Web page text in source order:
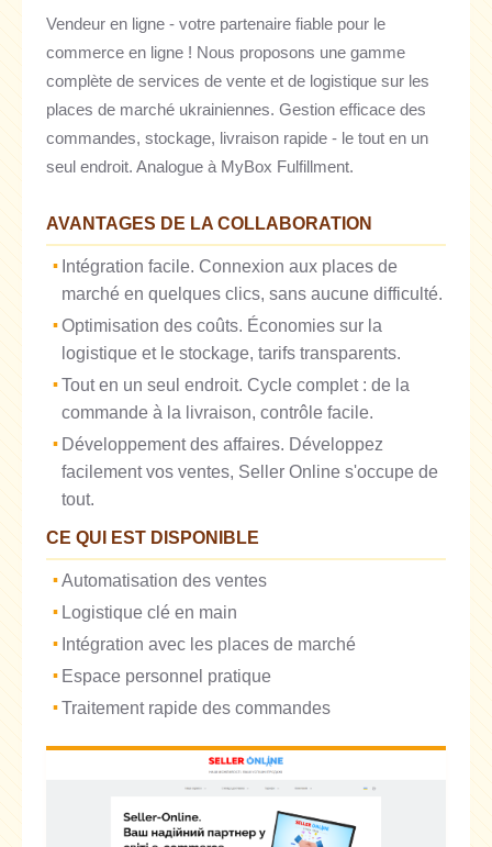
Vendeur en ligne - votre partenaire fiable pour le
commerce en ligne ! Nous proposons une gamme
complète de services de vente et de logistique sur les
places de marché ukrainiennes. Gestion efficace des
commandes, stockage, livraison rapide - le tout en un
seul endroit. Analogue à MyBox Fulfillment.
AVANTAGES DE LA COLLABORATION
Intégration facile. Connexion aux places de
marché en quelques clics, sans aucune difficulté.
Optimisation des coûts. Économies sur la
logistique et le stockage, tarifs transparents.
Tout en un seul endroit. Cycle complet : de la
commande à la livraison, contrôle facile.
Développement des affaires. Développez
facilement vos ventes, Seller Online s'occupe de
tout.
CE QUI EST DISPONIBLE
Automatisation des ventes
Logistique clé en main
Intégration avec les places de marché
Espace personnel pratique
Traitement rapide des commandes